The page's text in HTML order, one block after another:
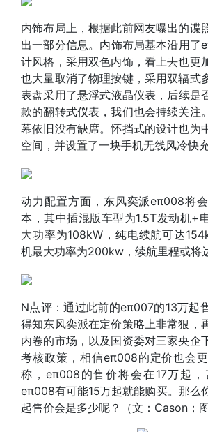
内饰布局上，根据此前网友曝出的谍
出一部分信息。内饰布局基本沿用了
计风格，采用双色内饰，看上去也更
也大量取消了物理按键，采用双辐式
表盘采用了悬浮式液晶仪表，后续是
款的翻转式仪表，我们也会持续关注
幕依旧没有缺席。怀挡式的设计也为
空间，并设置了一块手机无线风冷快充
动力配置方面，东风奕派eπ008将
本，其中插混版车型为1.5T发动机+
大功率为108kW，纯电续航可达
机最大功率为200kw，续航里程或将
N点评：通过此前的eπ007的13万起
得知东风奕派在定价策略上非常狠，
内卷的市场，以及国资委对三家央企
考核政策，相信eπ008的定价也会
称，eπ008的售价将会在17万起
eπ008有可能15万起就能购买。那么
起售价会是多少呢？（文：Cason；图